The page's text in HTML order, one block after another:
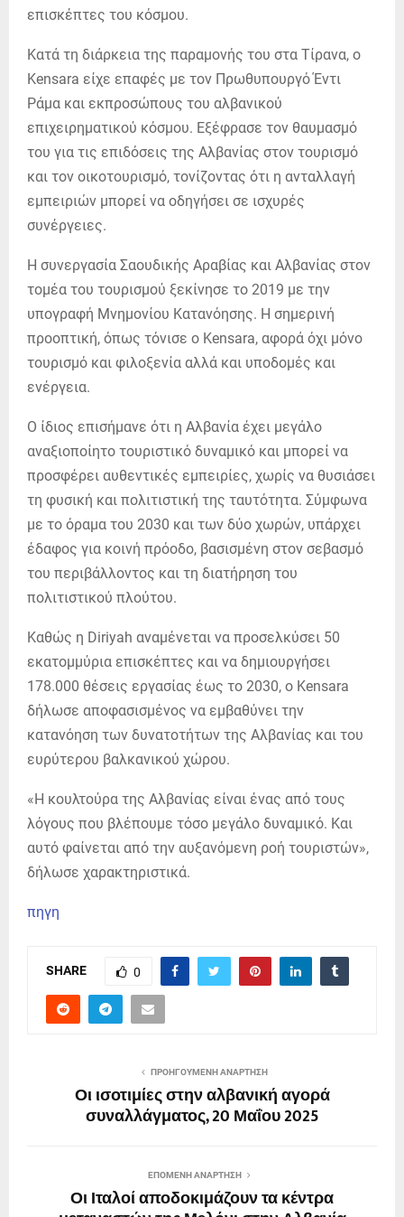
επισκέπτες του κόσμου.
Κατά τη διάρκεια της παραμονής του στα Τίρανα, ο
Kensara είχε επαφές με τον Πρωθυπουργό Έντι
Ράμα και εκπροσώπους του αλβανικού
επιχειρηματικού κόσμου. Εξέφρασε τον θαυμασμό
του για τις επιδόσεις της Αλβανίας στον τουρισμό
και τον οικοτουρισμό, τονίζοντας ότι η ανταλλαγή
εμπειριών μπορεί να οδηγήσει σε ισχυρές
συνέργειες.
Η συνεργασία Σαουδικής Αραβίας και Αλβανίας στον
τομέα του τουρισμού ξεκίνησε το 2019 με την
υπογραφή Μνημονίου Κατανόησης. Η σημερινή
προοπτική, όπως τόνισε ο Kensara, αφορά όχι μόνο
τουρισμό και φιλοξενία αλλά και υποδομές και
ενέργεια.
Ο ίδιος επισήμανε ότι η Αλβανία έχει μεγάλο
αναξιοποίητο τουριστικό δυναμικό και μπορεί να
προσφέρει αυθεντικές εμπειρίες, χωρίς να θυσιάσει
τη φυσική και πολιτιστική της ταυτότητα. Σύμφωνα
με το όραμα του 2030 και των δύο χωρών, υπάρχει
έδαφος για κοινή πρόοδο, βασισμένη στον σεβασμό
του περιβάλλοντος και τη διατήρηση του
πολιτιστικού πλούτου.
Καθώς η Diriyah αναμένεται να προσελκύσει 50
εκατομμύρια επισκέπτες και να δημιουργήσει
178.000 θέσεις εργασίας έως το 2030, ο Kensara
δήλωσε αποφασισμένος να εμβαθύνει την
κατανόηση των δυνατοτήτων της Αλβανίας και του
ευρύτερου βαλκανικού χώρου.
«Η κουλτούρα της Αλβανίας είναι ένας από τους
λόγους που βλέπουμε τόσο μεγάλο δυναμικό. Και
αυτό φαίνεται από την αυξανόμενη ροή τουριστών»,
δήλωσε χαρακτηριστικά.
πηγη
SHARE 0
ΠΡΟΗΓΟΎΜΕΝΗ ΑΝΆΡΤΗΣΗ
Οι ισοτιμίες στην αλβανική αγορά
συναλλάγματος, 20 Μαΐου 2025
ΕΠΌΜΕΝΗ ΑΝΆΡΤΗΣΗ
Οι Ιταλοί αποδοκιμάζουν τα κέντρα